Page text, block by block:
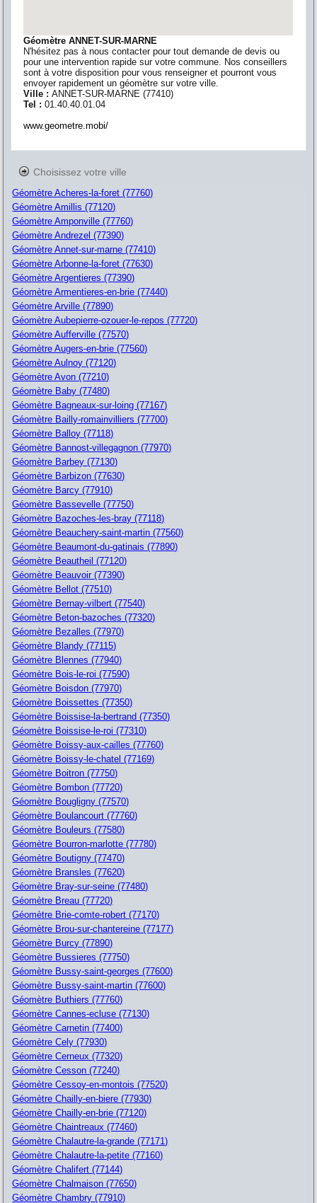
Géomètre ANNET-SUR-MARNE
N'hésitez pas à nous contacter pour tout demande de devis ou
pour une intervention rapide sur votre commune. Nos conseillers
sont à votre disposition pour vous renseigner et pourront vous
envoyer rapidement un géomètre sur votre ville.
Ville :ANNET-SUR-MARNE (77410)
Tel :01.40.40.01.04
www.geometre.mobi/
Choisissez votre ville
Géomètre Acheres-la-foret (77760)
Géomètre Amillis (77120)
Géomètre Amponville (77760)
Géomètre Andrezel (77390)
Géomètre Annet-sur-marne (77410)
Géomètre Arbonne-la-foret (77630)
Géomètre Argentieres (77390)
Géomètre Armentieres-en-brie (77440)
Géomètre Arville (77890)
Géomètre Aubepierre-ozouer-le-repos (77720)
Géomètre Aufferville (77570)
Géomètre Augers-en-brie (77560)
Géomètre Aulnoy (77120)
Géomètre Avon (77210)
Géomètre Baby (77480)
Géomètre Bagneaux-sur-loing (77167)
Géomètre Bailly-romainvilliers (77700)
Géomètre Balloy (77118)
Géomètre Bannost-villegagnon (77970)
Géomètre Barbey (77130)
Géomètre Barbizon (77630)
Géomètre Barcy (77910)
Géomètre Bassevelle (77750)
Géomètre Bazoches-les-bray (77118)
Géomètre Beauchery-saint-martin (77560)
Géomètre Beaumont-du-gatinais (77890)
Géomètre Beautheil (77120)
Géomètre Beauvoir (77390)
Géomètre Bellot (77510)
Géomètre Bernay-vilbert (77540)
Géomètre Beton-bazoches (77320)
Géomètre Bezalles (77970)
Géomètre Blandy (77115)
Géomètre Blennes (77940)
Géomètre Bois-le-roi (77590)
Géomètre Boisdon (77970)
Géomètre Boissettes (77350)
Géomètre Boissise-la-bertrand (77350)
Géomètre Boissise-le-roi (77310)
Géomètre Boissy-aux-cailles (77760)
Géomètre Boissy-le-chatel (77169)
Géomètre Boitron (77750)
Géomètre Bombon (77720)
Géomètre Bougligny (77570)
Géomètre Boulancourt (77760)
Géomètre Bouleurs (77580)
Géomètre Bourron-marlotte (77780)
Géomètre Boutigny (77470)
Géomètre Bransles (77620)
Géomètre Bray-sur-seine (77480)
Géomètre Breau (77720)
Géomètre Brie-comte-robert (77170)
Géomètre Brou-sur-chantereine (77177)
Géomètre Burcy (77890)
Géomètre Bussieres (77750)
Géomètre Bussy-saint-georges (77600)
Géomètre Bussy-saint-martin (77600)
Géomètre Buthiers (77760)
Géomètre Cannes-ecluse (77130)
Géomètre Carnetin (77400)
Géomètre Cely (77930)
Géomètre Cerneux (77320)
Géomètre Cesson (77240)
Géomètre Cessoy-en-montois (77520)
Géomètre Chailly-en-biere (77930)
Géomètre Chailly-en-brie (77120)
Géomètre Chaintreaux (77460)
Géomètre Chalautre-la-grande (77171)
Géomètre Chalautre-la-petite (77160)
Géomètre Chalifert (77144)
Géomètre Chalmaison (77650)
Géomètre Chambry (77910)